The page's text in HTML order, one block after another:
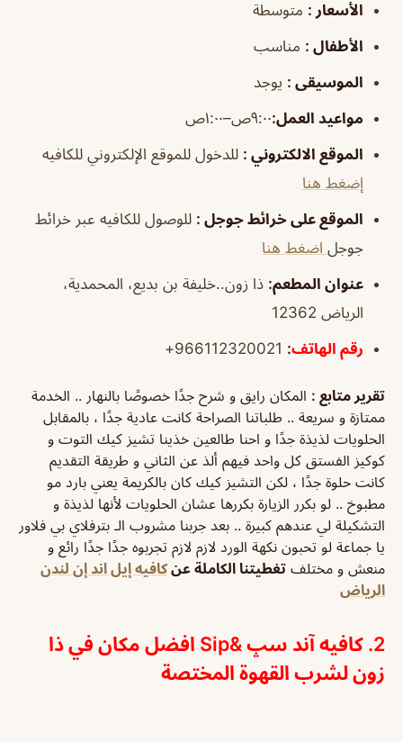
الأسعار : متوسطة
الأطفال : مناسب
الموسيقى : يوجد
مواعيد العمل:٩:٠٠ص–١:٠٠ص
الموقع الالكتروني : للدخول للموقع الإلكتروني للكافيه
إضغط هنا
الموقع على خرائط جوجل : للوصول للكافيه عبر خرائط
جوجل اضغط هنا
عنوان المطعم: ذا زون..خليفة بن بديع، المحمدية،
الرياض 12362
رقم الهاتف:
تقرير متابع : المكان رايق و شرح جدًا خصوصًا بالنهار .. الخدمة
ممتازة و سريعة .. طلباتنا الصراحة كانت عادية جدًا ، بالمقابل
الحلويات لذيذة جدًا و احنا طالعين خذينا تشيز كيك التوت و
كوكيز الفستق كل واحد فيهم ألذ عن الثاني و طريقة التقديم
كانت حلوة جدًا ، لكن التشيز كيك كان بالكريمة يعني بارد مو
مطبوخ .. لو بكرر الزيارة بكررها عشان الحلويات لأنها لذيذة و
التشكيلة لي عندهم كبيرة .. بعد جربنا مشروب الـ بترفلاي بي فلاور
يا جماعة لو تحبون نكهة الورد لازم لازم تجربوه جدًا جدًا رائع و
منعش و مختلف تغطيتنا الكاملة عنكافيه إيل اند إن لندن
الرياض
2. كافيه آند سپ &Sip
افضل مكان في ذا
زون لشرب القهوة المختصة